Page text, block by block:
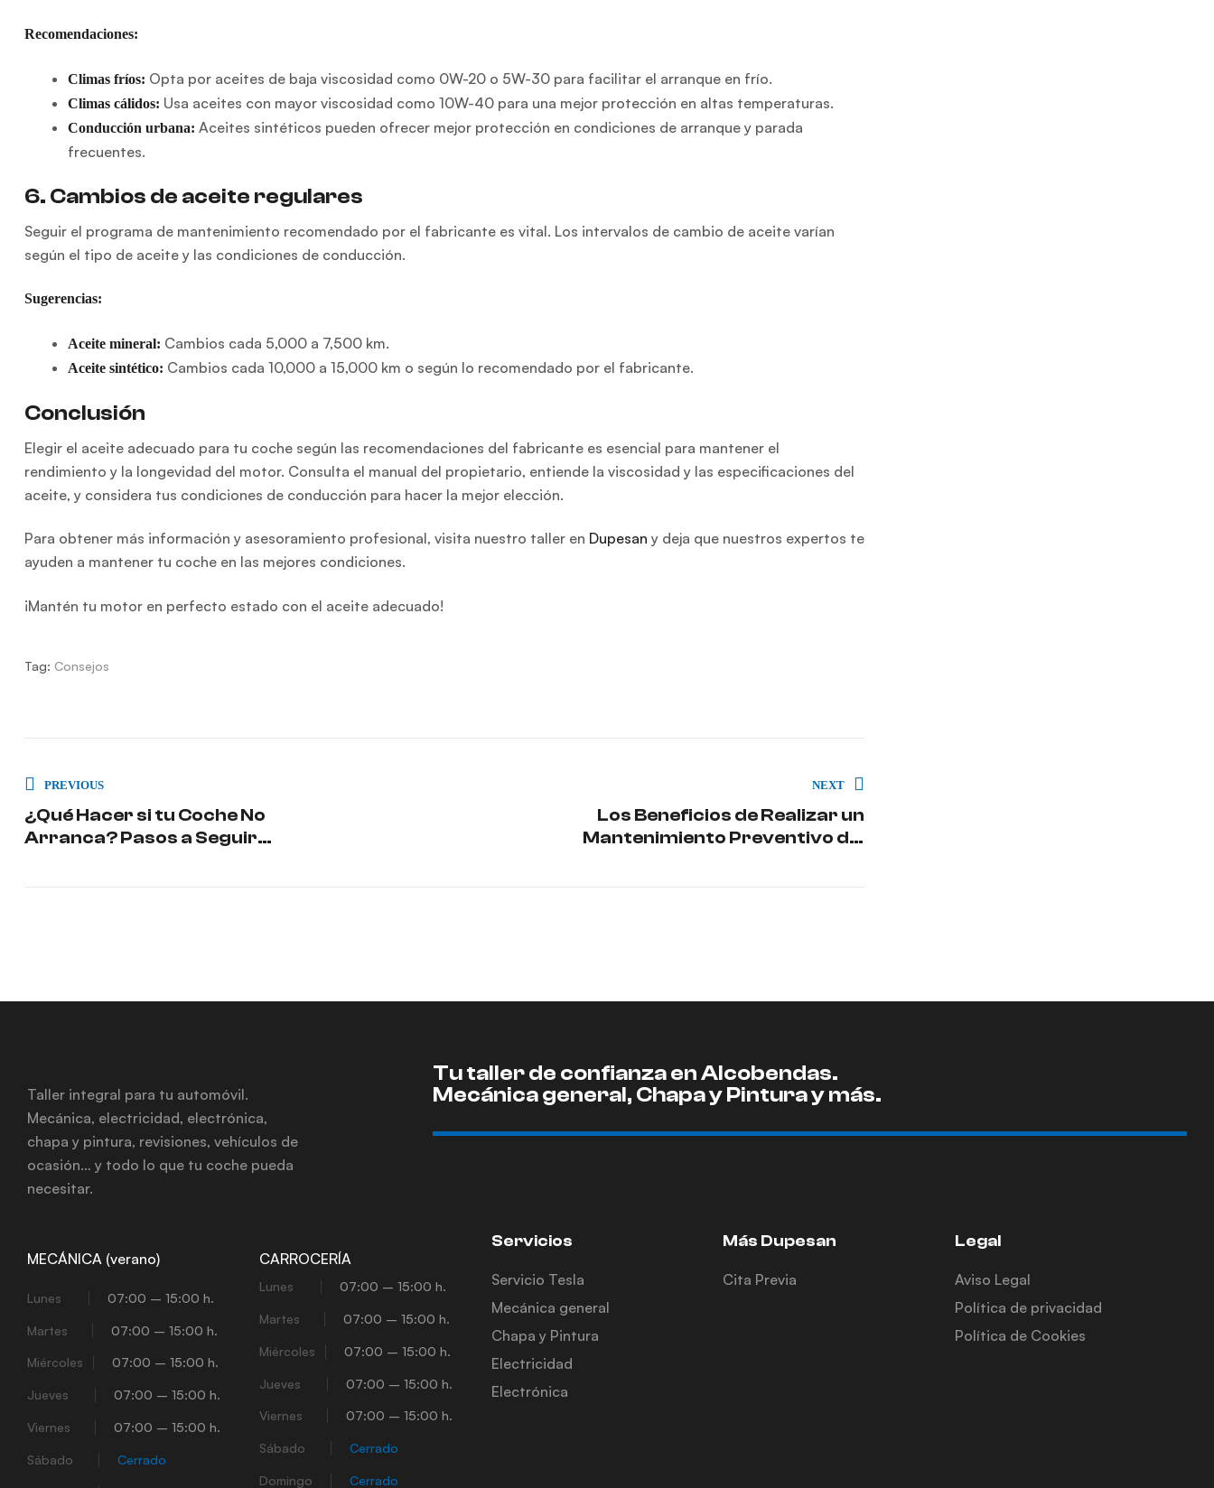
Recomendaciones:
Climas fríos: Opta por aceites de baja viscosidad como 0W-20 o 5W-30 para facilitar el arranque en frío.
Climas cálidos: Usa aceites con mayor viscosidad como 10W-40 para una mejor protección en altas temperaturas.
Conducción urbana: Aceites sintéticos pueden ofrecer mejor protección en condiciones de arranque y parada
frecuentes.
6. Cambios de aceite regulares
Seguir el programa de mantenimiento recomendado por el fabricante es vital. Los intervalos de cambio de aceite varían
según el tipo de aceite y las condiciones de conducción.
Sugerencias:
Aceite mineral: Cambios cada 5,000 a 7,500 km.
Aceite sintético: Cambios cada 10,000 a 15,000 km o según lo recomendado por el fabricante.
Conclusión
Elegir el aceite adecuado para tu coche según las recomendaciones del fabricante es esencial para mantener el
rendimiento y la longevidad del motor. Consulta el manual del propietario, entiende la viscosidad y las especificaciones del
aceite, y considera tus condiciones de conducción para hacer la mejor elección.
Para obtener más información y asesoramiento profesional, visita nuestro taller en Dupesan y deja que nuestros expertos te
ayuden a mantener tu coche en las mejores condiciones.
¡Mantén tu motor en perfecto estado con el aceite adecuado!
Tag: Consejos
PREVIOUS
¿Qué Hacer si tu Coche No
Arranca? Pasos a Seguir
NEXT
Los Beneficios de Realizar un
Mantenimiento Preventivo del
Taller integral para tu automóvil.
Mecánica, electricidad, electrónica,
chapa y pintura, revisiones, vehículos de
ocasión… y todo lo que tu coche pueda
necesitar.
Tu taller de confianza en Alcobendas.
Mecánica general, Chapa y Pintura y más.
MECÁNICA (verano)
Lunes 07:00 – 15:00 h.
Martes 07:00 – 15:00 h.
Miércoles 07:00 – 15:00 h.
Jueves 07:00 – 15:00 h.
Viernes 07:00 – 15:00 h.
Sábado Cerrado
CARROCERÍA
Lunes 07:00 – 15:00 h.
Martes 07:00 – 15:00 h.
Miércoles 07:00 – 15:00 h.
Jueves 07:00 – 15:00 h.
Viernes 07:00 – 15:00 h.
Sábado Cerrado
Domingo Cerrado
Servicios
Servicio Tesla
Mecánica general
Chapa y Pintura
Electricidad
Electrónica
Más Dupesan
Cita Previa
Legal
Aviso Legal
Política de privacidad
Política de Cookies